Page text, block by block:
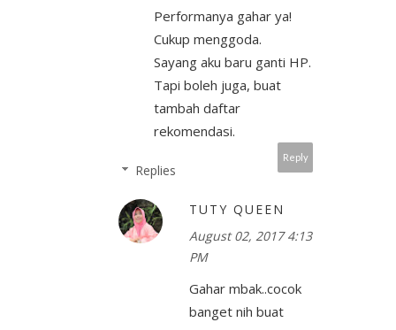
Performanya gahar ya!
Cukup menggoda.
Sayang aku baru ganti HP.
Tapi boleh juga, buat
tambah daftar
rekomendasi.
Reply
Replies
TUTY QUEEN
August 02, 2017 4:13
PM
Gahar mbak..cocok
banget nih buat